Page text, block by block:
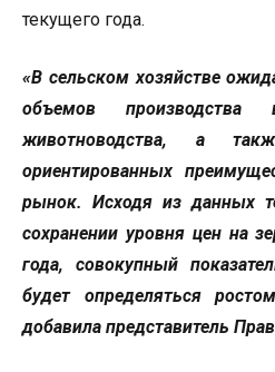
текущего года.
«В сельском хозяйстве
объемов
животноводства, а
ориентированных
рынок. Исходя из данных
сохранении уровня цен на
года, совокупный
будет определяться
добавила представитель